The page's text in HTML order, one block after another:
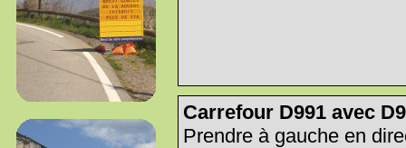
Carrefour D991 avec
Prendre à gauche en